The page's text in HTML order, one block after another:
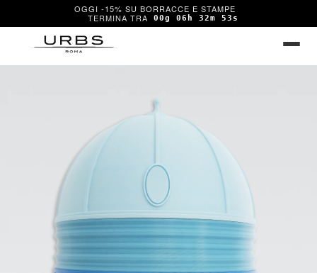
OGGI -15% SU BORRACCE E STAMPE
00g 06h 32m 53s